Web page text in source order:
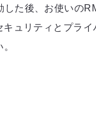
た後、お使いの
ュリティとプラ